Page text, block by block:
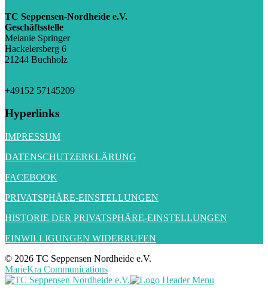
TC Seppensen-Nordheide e.V.
Geschäftsstelle
Melanie Springer
Hackelersberg 6
21244 Buchholz
+49152 57145209
Hyperlinks
IMPRESSUM
DATENSCHUTZERKLÄRUNG
FACEBOOK
PRIVATSPHÄRE-EINSTELLUNGEN
HISTORIE DER PRIVATSPHÄRE-EINSTELLUNGEN
EINWILLIGUNGEN WIDERRUFEN
© 2026 TC Seppensen Nordheide e.V.
MarieKra Communications